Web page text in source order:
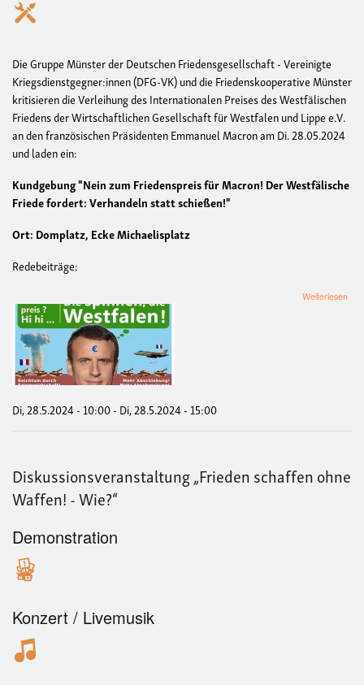
Die Gruppe Münster der Deutschen Friedensgesellschaft - Vereinigte
Kriegsdienstgegner:innen (DFG-VK) und die Friedenskooperative Münster
kritisieren die Verleihung des Internationalen Preises des Westfälischen
Friedens der Wirtschaftlichen Gesellschaft für Westfalen und Lippe e.V.
an den französischen Präsidenten Emmanuel Macron am Di. 28.05.2024
und laden ein:
Kundgebung "Nein zum Friedenspreis für Macron! Der Westfälische
Friede fordert: Verhandeln statt schießen!"
Ort: Domplatz, Ecke Michaelisplatz
Redebeiträge:
Weiterlesen
Di, 28.5.2024 - 10:00- Di, 28.5.2024 - 15:00
Diskussionsveranstaltung „Frieden schaffen ohne
Waffen! - Wie?“
Demonstration
Konzert / Livemusik